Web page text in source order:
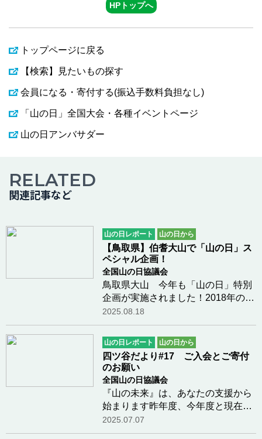
HPトップへ
トップページに戻る
【検索】見たいもの探す
会員になる・寄付する(振込手数料負担なし)
「山の日」全国大会・各種イベントページ
山の日アンバサダー
RELATED
関連記事など
山の日レポート 山の日から
【鳥取県】伯耆大山で「山の日」ス
ペシャル企画！
全国山の日協議会
鳥取県大山 今年も「山の日」特別
企画が実施されました！2018年の第
3回「山の日」記念全国大会の開催
地の鳥取県大山では、 毎年8月11日
「山の日」には特別な企画を実施し
てきました。今年2025年の企画は、
「山の日」当日に…つづきを読む
2025.08.18
山の日レポート 山の日から
四ツ谷だより#17 ご入会とご寄付
のお願い
全国山の日協議会
『山の未来』は、あなたの支援から
始まります昨年度、今年度と現在の
活動レベルを維持する財政基盤が確
保できていません。是非、皆様のご
2025.07.07